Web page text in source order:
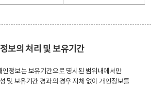
보의 처리 및 보유기간
인정보는 보유기간으로 명시된 범위내에서만
및 보유기간 경과의 경우 지체 없이 개인정보를